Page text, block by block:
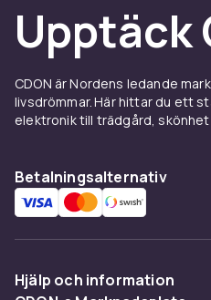
Upptäck
CDON är Nordens ledande
livsdrömmar. Här hittar du ett
elektronik till trädgård,
Betalningsalternativ
Hjälp och information